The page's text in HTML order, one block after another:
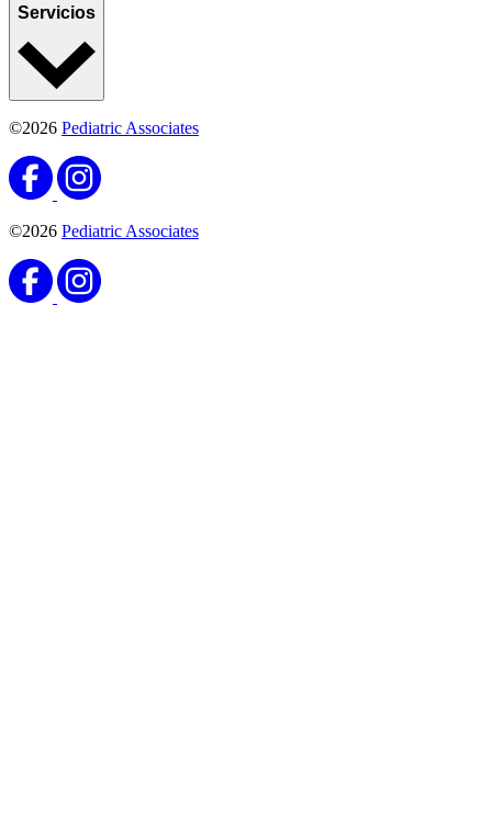
Servicios
©2026 Pediatric Associates
©2026 Pediatric Associates